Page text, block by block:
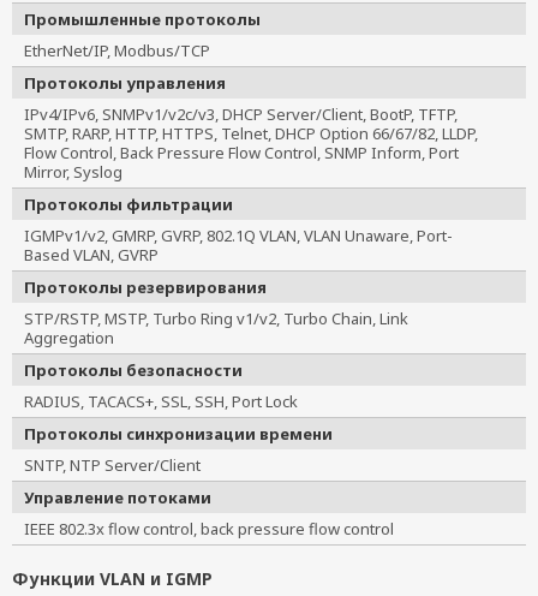
Промышленные протоколы
EtherNet/IP, Modbus/TCP
Протоколы управления
IPv4/IPv6, SNMPv1/v2c/v3, DHCP Server/Client, BootP, TFTP,
SMTP, RARP, HTTP, HTTPS, Telnet, DHCP Option 66/67/82, LLDP,
Flow Control, Back Pressure Flow Control, SNMP Inform, Port
Mirror, Syslog
Протоколы фильтрации
IGMPv1/v2, GMRP, GVRP, 802.1Q VLAN, VLAN Unaware, Port-
Based VLAN, GVRP
Протоколы резервирования
STP/RSTP, MSTP, Turbo Ring v1/v2, Turbo Chain, Link
Aggregation
Протоколы безопасности
RADIUS, TACACS+, SSL, SSH, Port Lock
Протоколы синхронизации времени
SNTP, NTP Server/Client
Управление потоками
IEEE 802.3x flow control, back pressure flow control
Функции VLAN и IGMP